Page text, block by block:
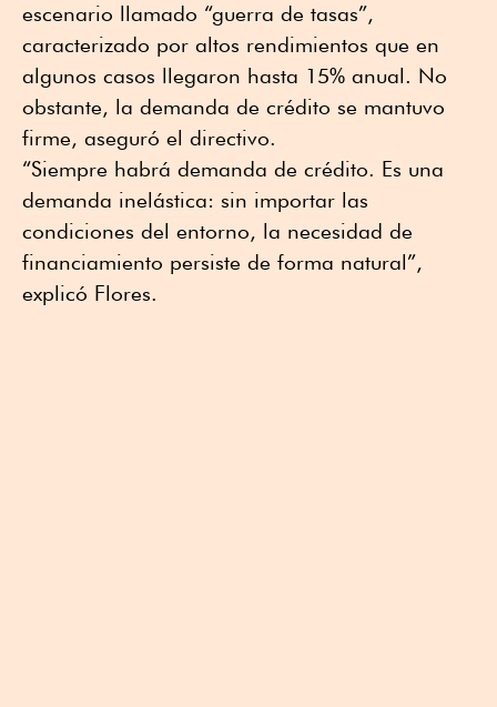
escenario llamado “guerra de tasas”,
caracterizado por altos rendimientos que en
algunos casos llegaron hasta 15% anual. No
obstante, la demanda de crédito se mantuvo
firme, aseguró el directivo.
“Siempre habrá demanda de crédito. Es una
demanda inelástica: sin importar las
condiciones del entorno, la necesidad de
financiamiento persiste de forma natural”,
explicó Flores.